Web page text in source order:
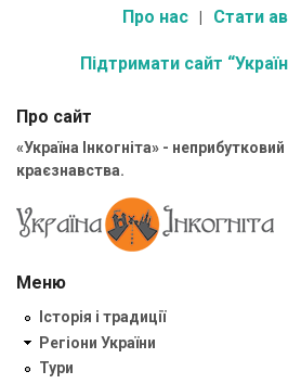
Про нас Стати
Підтримати сайт
Про сайт
«Україна Інкогніта» -
краєзнавства.
Меню
Історія і традиції
Регіони України
Тури